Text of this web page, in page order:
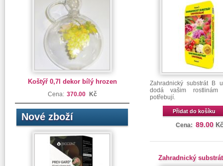
Koštýř 0,7l dekor bílý hrozen
Cena: 370.00 Kč
Nové zboží
Zahradnický substrát B
dodá vašim
potřebují.
Přidat do košíku
Cena: 89.00 Kč
Zahradnický